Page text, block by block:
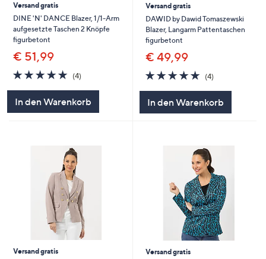
Versand gratis
DINE 'N' DANCE Blazer, 1/1-Arm
aufgesetzte Taschen 2 Knöpfe
figurbetont
€ 51,99
4.8
von
(4)4
In den Warenkorb
Versand gratis
DAWID by Dawid Tomaszewski
Blazer, Langarm Pattentaschen
figurbetont
€ 49,99
4.8
von
(4)4
In den Warenkorb
Versand gratis
Versand gratis